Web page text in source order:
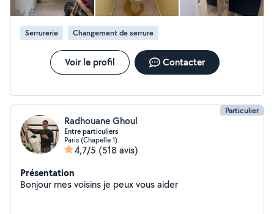
Serrurerie Changement de serrure
Voir le profil Contacter
Particulier
Radhouane Ghoul
Entre particuliers
Paris (Chapelle 1)
4,7/5 (518 avis)
Présentation
Bonjour mes voisins je peux vous aider